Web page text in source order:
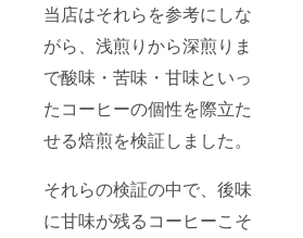
当店はそれらを参考にしな
がら、浅煎りから深煎りま
で酸味・苦味・甘味といっ
たコーヒーの個性を際立た
せる焙煎を検証しました。
それらの検証の中で、後味
に甘味が残るコーヒーこそ